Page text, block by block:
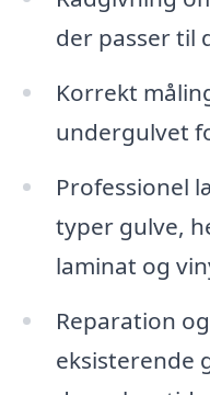
der passer til
Korrekt
undergulvet
Professionel
typer gulve,
laminat og
Reparation
eksisterende